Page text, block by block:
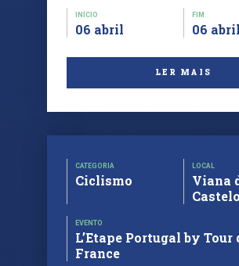
INÍCIO
06 abril
FIM
06 abril
LER MAIS
CATEGORIA
Ciclismo
LOCAL
Viana
Castelo
EVENTO
L’Etape Portugal by Tour
France